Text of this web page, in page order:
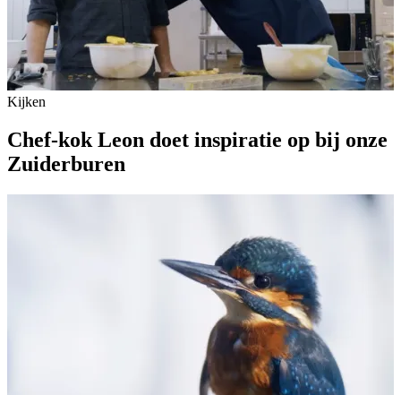
Kijken
Chef-kok Leon doet inspiratie op bij onze
Zuiderburen